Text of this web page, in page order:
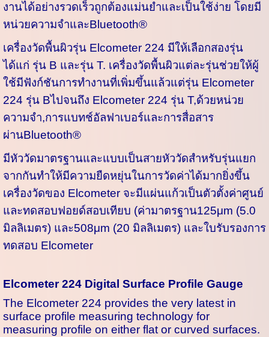
งานได้อย่างรวดเร็วถูกต้องแม่นยำและเป็นใช้ง่าย โดยมี
หน่วยความจำและBluetooth®
เครื่องวัดพื้นผิวรุ่น Elcometer 224 มีให้เลือกสองรุ่น
ได้แก่ รุ่น B และรุ่น T. เครื่องวัดพื้นผิวแต่ละรุ่นช่วยให้ผู้
ใช้มีฟังก์ชันการทำงานที่เพิ่มขึ้นแล้วแต่รุ่น Elcometer
224 รุ่น Bไปจนถึง Elcometer 224 รุ่น T,ด้วยหน่วย
ความจำ,การแบทช์อัลฟาเบอร์และการสื่อสาร
ผ่านBluetooth®
มีหัววัดมาตรฐานและแบบเป็นสายหัววัดสำหรับรุ่นแยก
จากกันทำให้มีความยืดหยุ่นในการวัดค่าได้มากยิ่งขึ้น
เครื่องวัดของ Elcometer จะมีแผ่นแก้วเป็นตัวตั้งค่าศูนย์
และทดสอบฟอยด์สอบเทียบ (ค่ามาตรฐาน125μm (5.0
มิลลิเมตร) และ508μm (20 มิลลิเมตร) และใบรับรองการ
ทดสอบ Elcometer
Elcometer 224 Digital Surface Profile Gauge
The Elcometer 224 provides the very latest in
surface profile measuring technology for
measuring profile on either flat or curved surfaces.